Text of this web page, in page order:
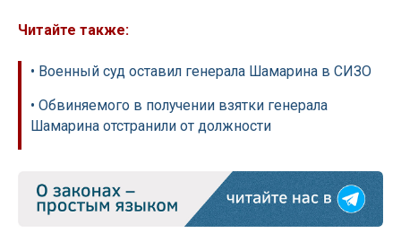
Читайте также:
• Военный суд оставил генерала Шамарина в СИЗО
• Обвиняемого в получении взятки генерала
Шамарина отстранили от должности